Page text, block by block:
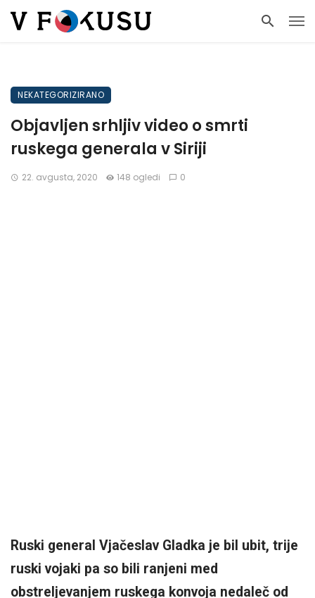
NEKATEGORIZIRANO
Objavljen srhljiv video o smrti
ruskega generala v Siriji
22. avgusta, 2020 148 ogledi 0
Ruski general Vjačeslav Gladka je bil ubit, trije
ruski vojaki pa so bili ranjeni med
obstreljevanjem ruskega konvoja nedaleč od